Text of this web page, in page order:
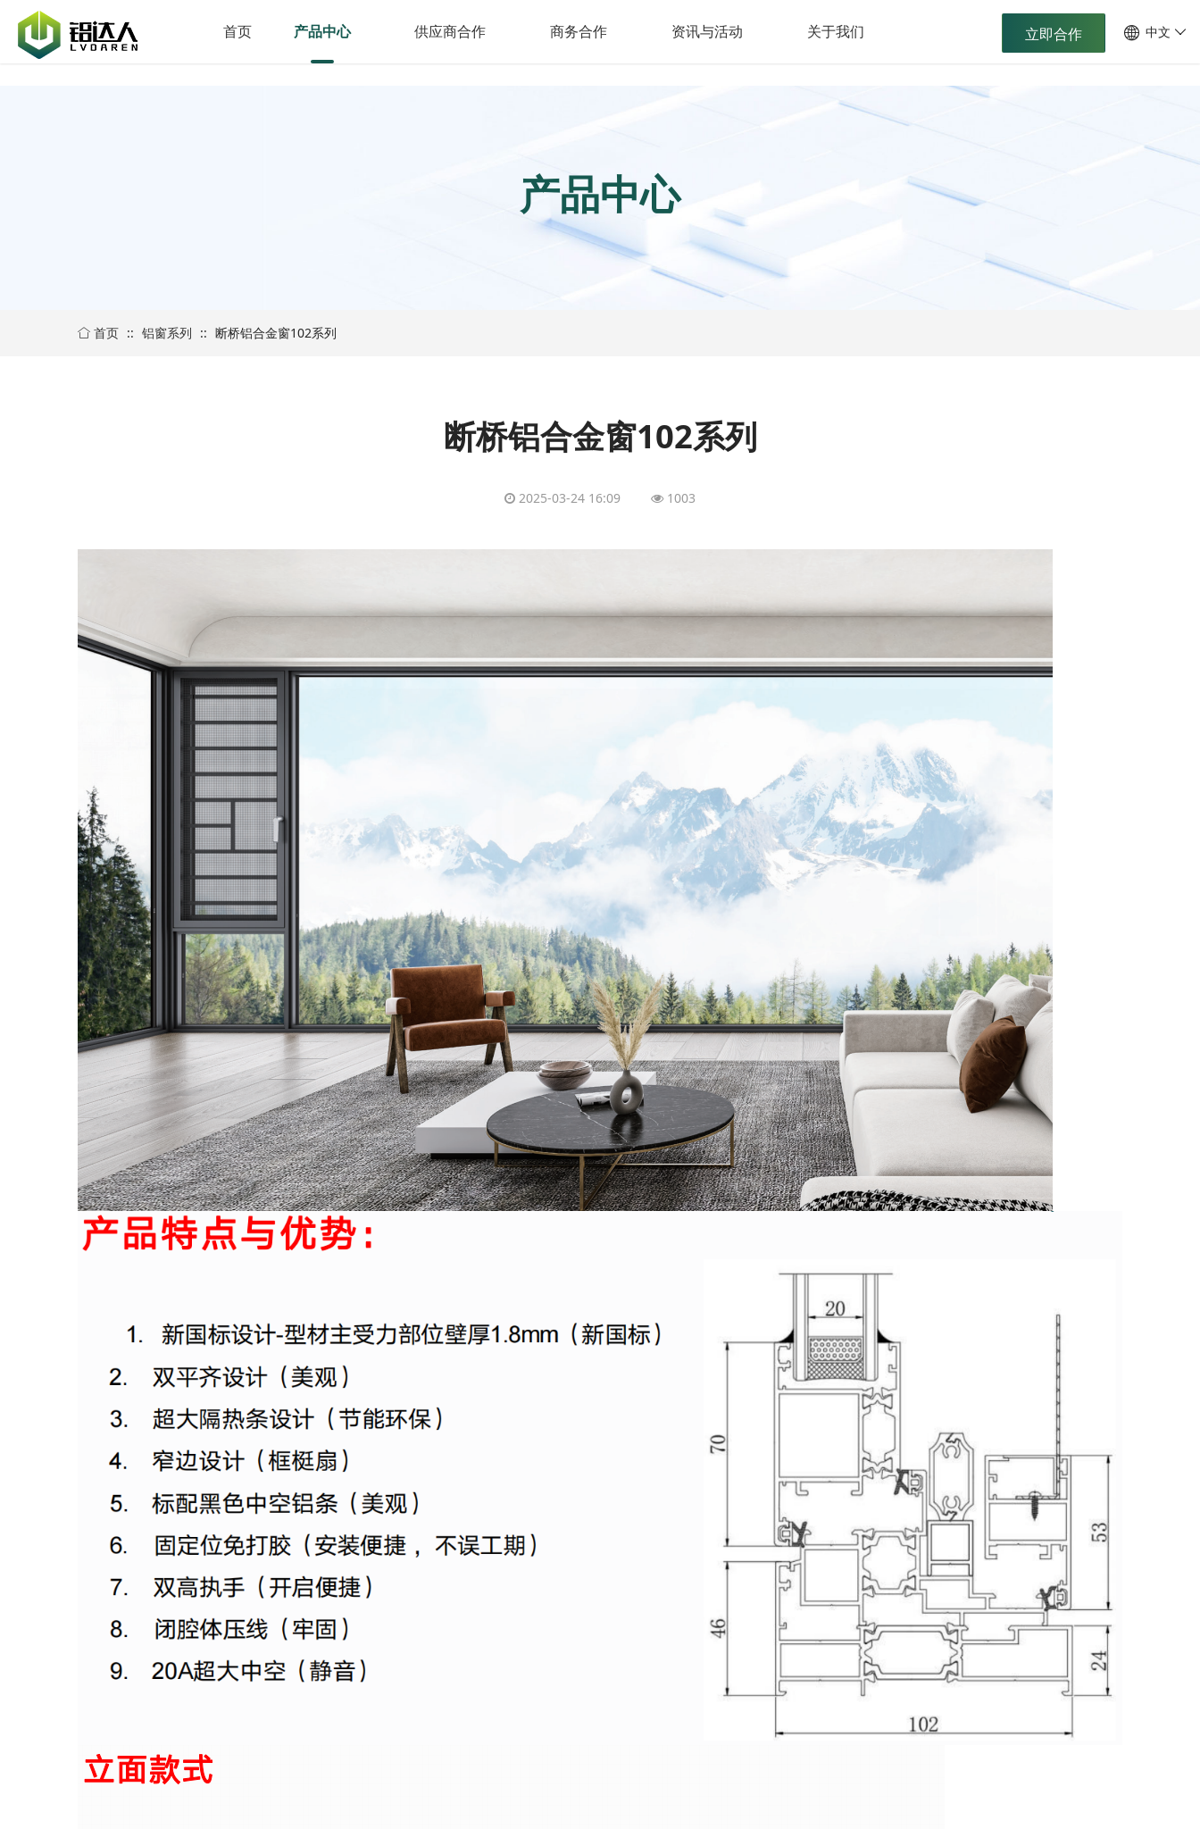
首页 产品中心 供应商合作 商务合作 资讯与活动 关于我们 中文
立即合作
产品中心
首页 :: 铝窗系列 :: 断桥铝合金窗102系列
断桥铝合金窗102系列
2025-03-24 16:09 1003